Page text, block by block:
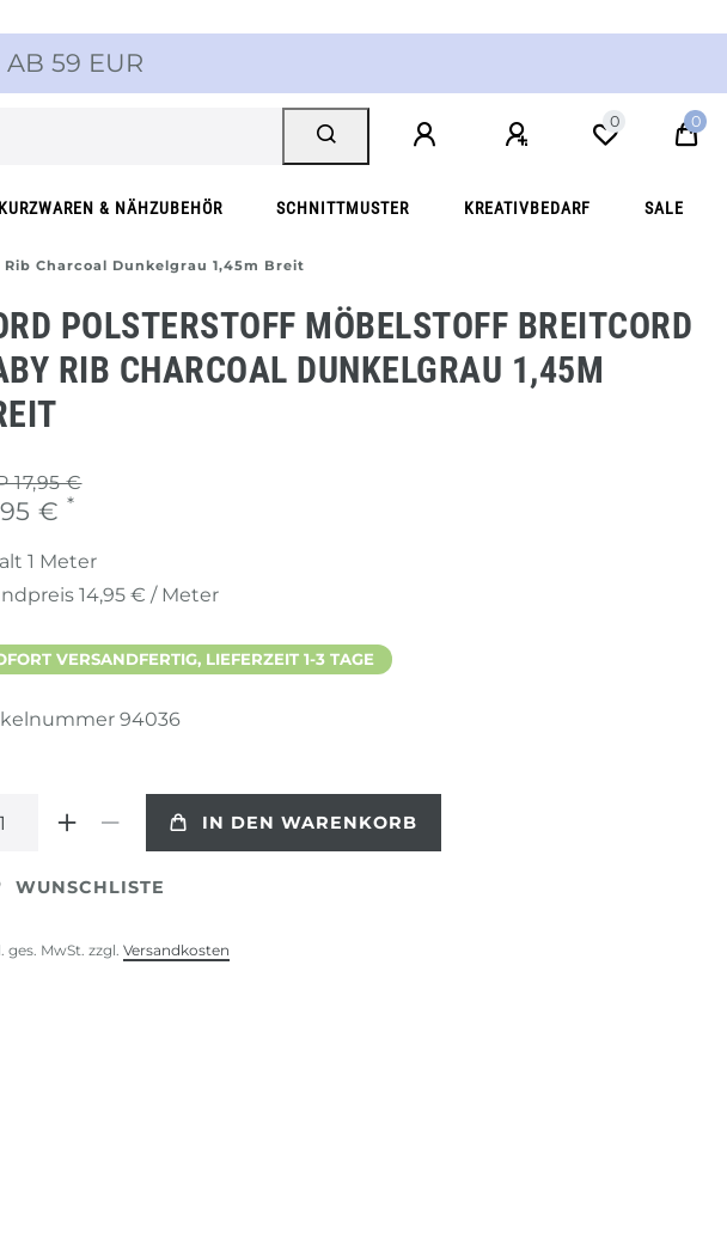
AB 59 EUR
0 0
KURZWAREN & NÄHZUBEHÖR SCHNITTMUSTER KREATIVBEDARF SALE
Charcoal Dunkelgrau 1,45m Breit
POLSTERSTOFF MÖBELSTOFF BREITCORD
RIB CHARCOAL DUNKELGRAU 1,45M
17,95 €
€ *
1 Meter
14,95 € / Meter
VERSANDFERTIG, LIEFERZEIT 1-3 TAGE
94036
IN DEN WARENKORB
WUNSCHLISTE
ges. MwSt. zzgl. Versandkosten